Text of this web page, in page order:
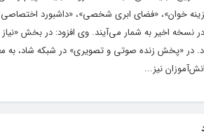
خوان»، «فضای ابری شخصی»، «داشبورد اختصاصی
نسخه اخیر به شمار می‌آیند. وی افزود: در بخش
در «پخش زنده صوتی و تصویری» در شبکه شاد، به
نیز...